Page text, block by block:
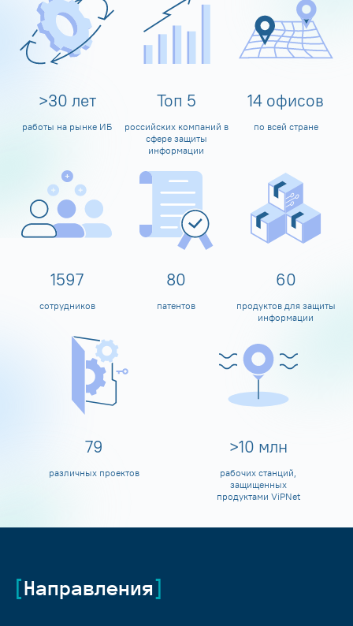
>30 лет
работы на рынке ИБ
Топ 5
российских компаний в
сфере защиты
информации
14 офисов
по всей стране
1600
сотрудников
80
патентов
60
продуктов для защиты
информации
80
различных проектов
>10 млн
рабочих станций,
защищенных
продуктами ViPNet
Направления